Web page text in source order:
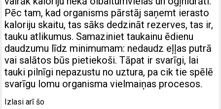
Pēc tam, kad organisms pārstāj saņemt ierasto
kaloriju skaitu, tas sāks dedzināt rezerves, tas ir,
tauku atlikumus. Samaziniet taukainu ēdienu
daudzumu līdz minimumam: nedaudz eļļas putrā
vai salātos būs pietiekoši. Tāpat ir svarīgi, lai
tauki pilnīgi nepazustu no uztura, pa cik tie spēlē
svarīgu lomu organisma vielmaiņas procesos.
Izlasi arī šo